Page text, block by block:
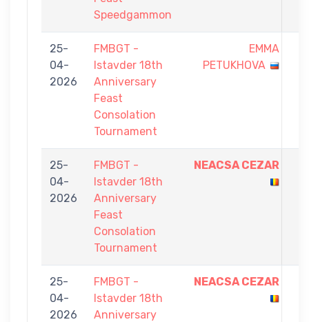
Speedgammon
25-
04-
2026
FMBGT -
Istavder 18th
Anniversary
Feast
Consolation
Tournament
EMMA
PETUKHOVA
25-
04-
2026
FMBGT -
Istavder 18th
Anniversary
Feast
Consolation
Tournament
NEACSA CEZAR
25-
04-
2026
FMBGT -
Istavder 18th
Anniversary
NEACSA CEZAR